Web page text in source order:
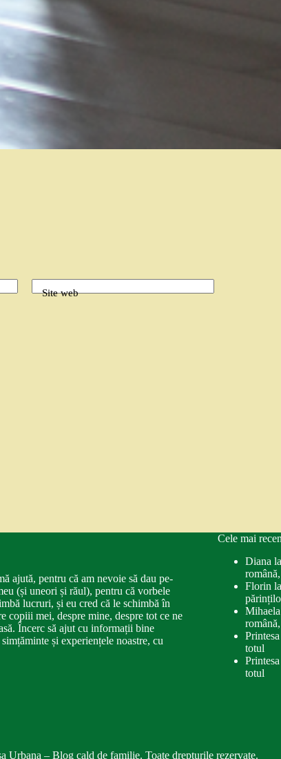
Site web
ajută, pentru că am nevoie să dau pe-
(și uneori și răul), pentru că vorbele
lucruri, și eu cred că le schimbă în
copiii mei, despre mine, despre tot ce ne
Încerc să ajut cu informații bine
și experiențele noastre, cu
Cele mai
Diana la
Florin la
Mihaela
totul
totul
Urbana – Blog cald de familie. Toate drepturile rezervate.